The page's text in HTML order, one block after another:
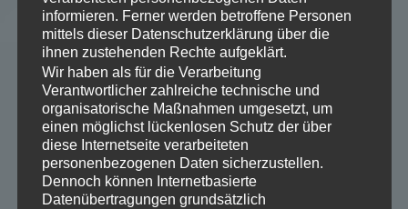
informieren. Ferner werden betroffene Personen
mittels dieser Datenschutzerklärung über die
ihnen zustehenden Rechte aufgeklärt.
Wir haben als für die Verarbeitung
Verantwortlicher zahlreiche technische und
organisatorische Maßnahmen umgesetzt, um
einen möglichst lückenlosen Schutz der über
diese Internetseite verarbeiteten
personenbezogenen Daten sicherzustellen.
Dennoch können Internetbasierte
Datenübertragungen grundsätzlich